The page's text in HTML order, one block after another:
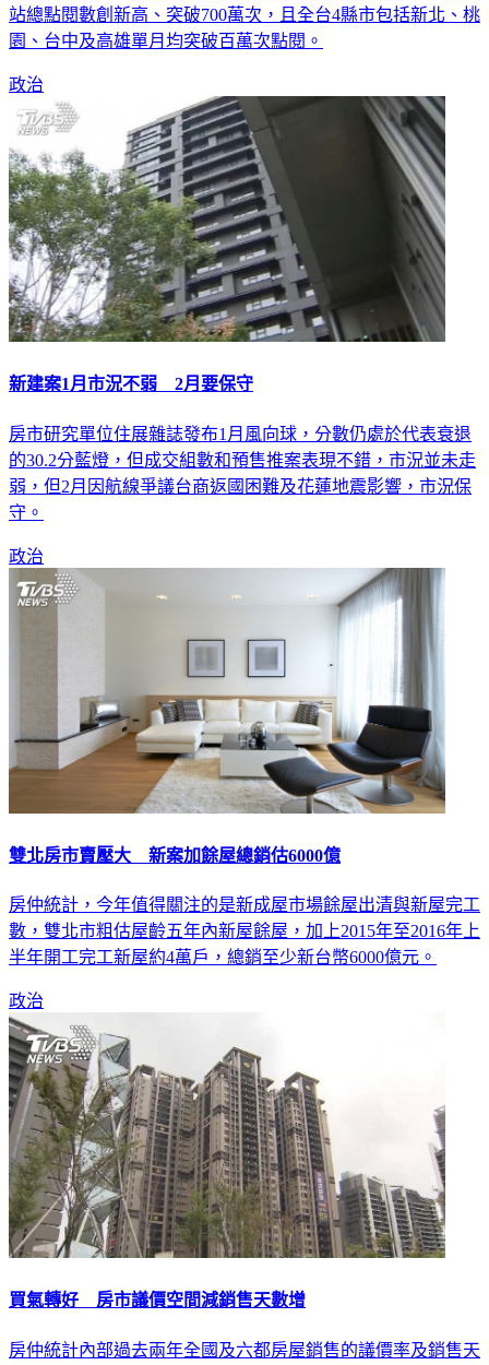
站總點閱數創新高、突破700萬次，且全台4縣市包括新北、桃
園、台中及高雄單月均突破百萬次點閱。
政治
新建案1月市況不弱 2月要保守
房市研究單位住展雜誌發布1月風向球，分數仍處於代表衰退
的30.2分藍燈，但成交組數和預售推案表現不錯，市況並未走
弱，但2月因航線爭議台商返國困難及花蓮地震影響，市況保
守。
政治
雙北房市賣壓大 新案加餘屋總銷估6000億
房仲統計，今年值得關注的是新成屋市場餘屋出清與新屋完工
數，雙北市粗估屋齡五年內新屋餘屋，加上2015年至2016年上
半年開工完工新屋約4萬戶，總銷至少新台幣6000億元。
政治
買氣轉好 房市議價空間減銷售天數增
房仲統計內部過去兩年全國及六都房屋銷售的議價率及銷售天